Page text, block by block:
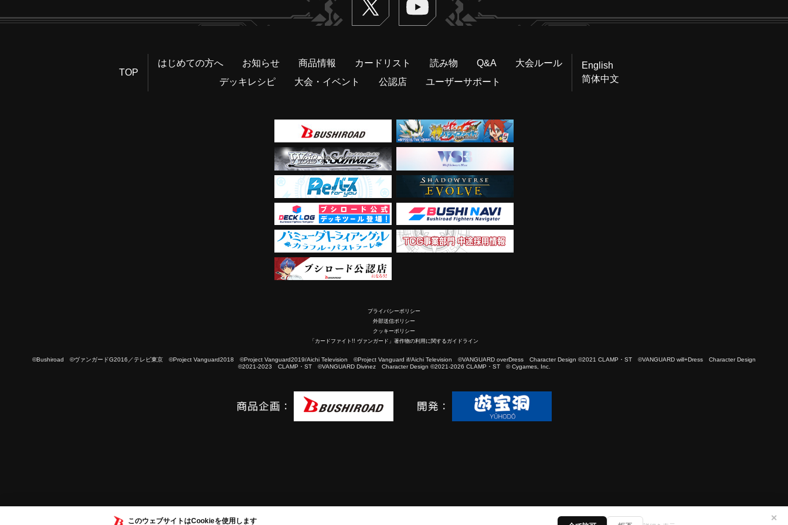
このウェブサイトはCookieを使用します ✕
TOP
はじめての方へ お知らせ 商品情報 カードリスト 読み物 Q&A
大会ルール
デッキレシピ
大会・イベント 公認店 ユーザーサポート
English
简体中文
プライバシーポリシー
外部送信ポリシー
クッキーポリシー
「カードファイト!! ヴァンガード」著作物の利用に関するガイドライン
©Bushiroad ©ヴァンガードG2016／テレビ東京 ©Project Vanguard2018 ©Project Vanguard2019/Aichi Television ©Project Vanguard if/Aichi Television ©VANGUARD overDress Character Design ©2021 CLAMP・ST ©VANGUARD will+Dress Character Design
©2021-2023 CLAMP・ST ©VANGUARD Divinez Character Design ©2021-2026 CLAMP・ST © Cygames, Inc.